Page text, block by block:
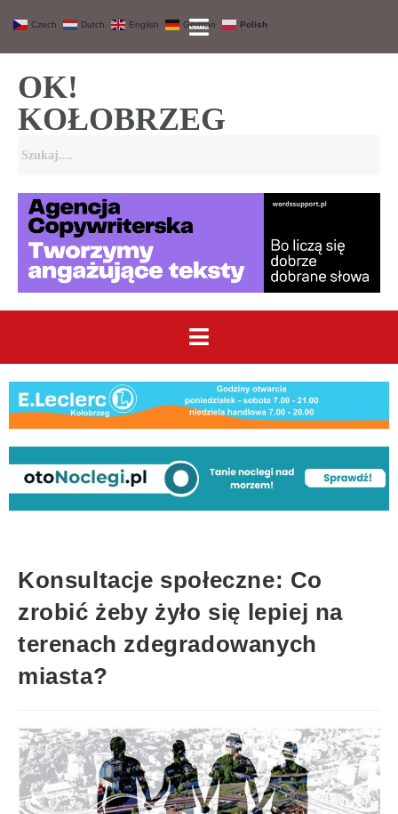
OK!
KOŁOBRZEG
Konsultacje społeczne: Co
zrobić żeby żyło się lepiej na
terenach zdegradowanych
miasta?
Czech Dutch English German Polish